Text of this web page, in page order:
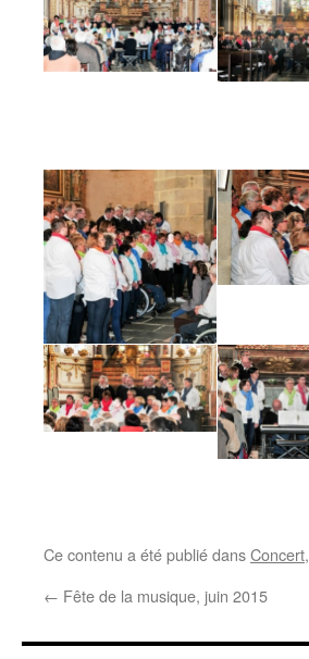
Ce contenu a été publié dansConcert,
← Fête de la musique, juin 2015